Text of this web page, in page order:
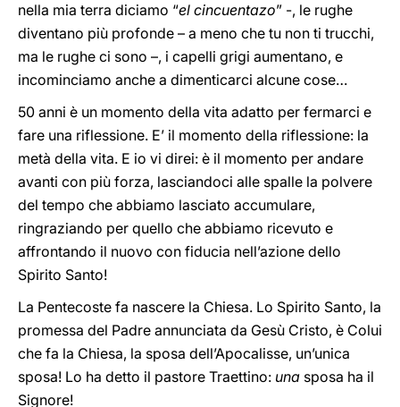
nella mia terra diciamo “el cincuentazo” -, le rughe
diventano più profonde – a meno che tu non ti trucchi,
ma le rughe ci sono –, i capelli grigi aumentano, e
incominciamo anche a dimenticarci alcune cose…‎
50 anni è un momento della vita adatto per fermarci e
fare una riflessione. E’ il momento della riflessione: la
metà della vita. E io vi direi: è il momento per andare
avanti con più forza, lasciandoci alle spalle la polvere
del tempo che abbiamo lasciato accumulare,
ringraziando per quello che abbiamo ricevuto e
affrontando il nuovo con fiducia nell’azione dello
Spirito Santo!
La Pentecoste fa nascere la Chiesa. Lo Spirito Santo, la
promessa del Padre annunciata da Gesù Cristo, è Colui
che fa la Chiesa, la sposa dell’Apocalisse, un’unica
sposa! Lo ha detto il pastore Traettino: una sposa ha il
Signore!